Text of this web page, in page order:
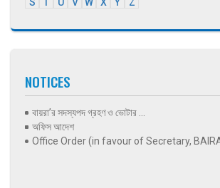
NOTICES
বায়রা’র সদস্যপদ গ্রহণ ও ভোটার ...
অফিস আদেশ
Office Order (in favour of Secretary,